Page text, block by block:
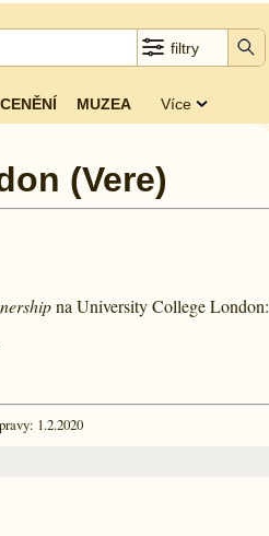
filtry
MUZEA Více
(Vere)
na University College London:
1.2.2020